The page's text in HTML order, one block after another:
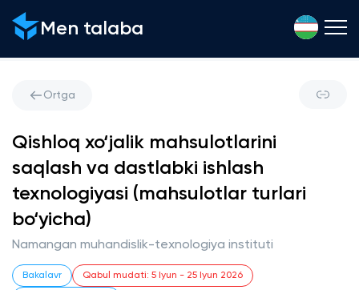
Men talaba
Ortga
Qishloq xo‘jalik mahsulotlarini
saqlash va dastlabki ishlash
texnologiyasi (mahsulotlar turlari
bo‘yicha)
Namangan muhandislik-texnologiya instituti
Bakalavr Qabul mudati: 5 Iyun - 25 Iyun 2026